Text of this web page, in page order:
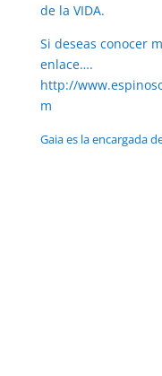
de la VIDA.
Si deseas conocer
enlace….
http://
m
Gaia es la encargada